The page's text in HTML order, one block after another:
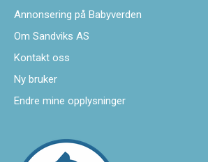
Annonsering på Babyverden
Om Sandviks AS
Kontakt oss
Ny bruker
Endre mine opplysninger